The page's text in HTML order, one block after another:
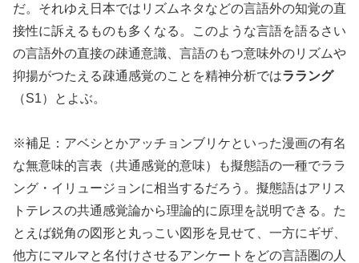
だ。それゆえ日本ではリズムネタなどの言語外の知覚の直
接性に訴えるものも多くなる。このような言語を語るさい
の言語外の直接の疎通意識、言語のもつ意味外のリズムや
抑揚がつたえる疎通感覚のことを精神分析ではララング
（S1）とよぶ。
※補足：アベシとかアッチョンブリケといった漫画の有名
な無意味的言表（共通感覚的意味）も擬態語の一種でララ
ング・イリュージョンに相当するだろう。擬態語はアリス
トテレスの共通感覚論から理論的に原理を説明できる。た
とえば鋭角の図形と丸っこい図形を見せて、一方にギザ、
他方にマルマと名付けさせるアンケートをどの言語圏の人